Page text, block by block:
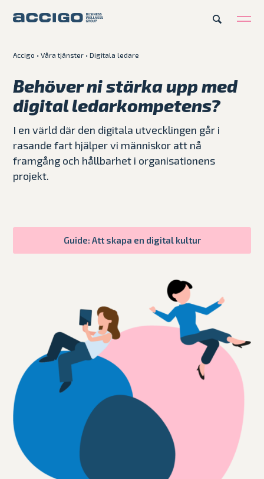
Erbjudande
Plattformar
Kunskapsbank
Våra case
Accigo •Våra tjänster •Digitala ledare
Behöver ni stärka upp med
digital ledarkompetens?
I en värld där den digitala utvecklingen går i
rasande fart hjälper vi människor att nå
framgång och hållbarhet i organisationens
projekt.
Guide: Att skapa en digital kultur